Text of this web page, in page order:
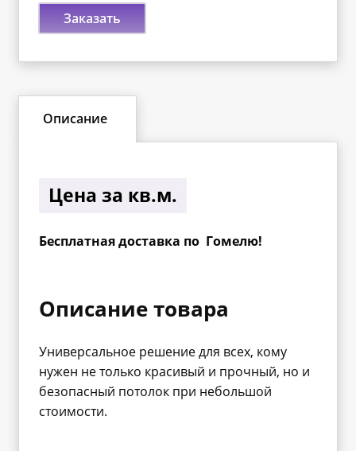
Заказать
Описание
Цена за кв.м.
Бесплатная доставка по Гомелю!
Описание товара
Универсальное решение для всех, кому
нужен не только красивый и прочный, но и
безопасный потолок при небольшой
стоимости.